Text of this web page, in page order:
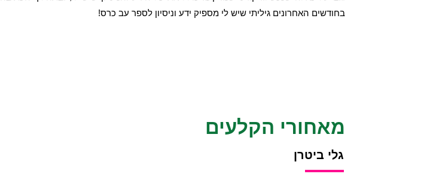
בחודשים האחרונים גיליתי שיש לי מספיק ידע וניסיון לספר עב כרס!
מאחורי הקלעים
גלי ביטרן​